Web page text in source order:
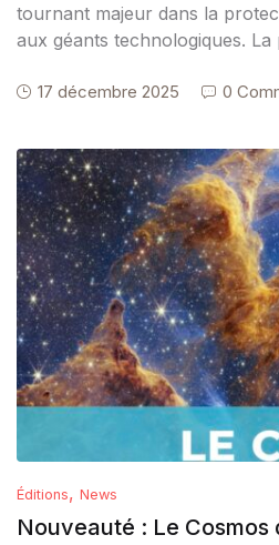
tournant majeur dans la
aux géants technologiques.
17 décembre 2025 0
Éditions, News
Nouveauté : Le Cosmos